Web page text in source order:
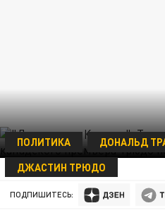
ПОЛИТИКА
ДОНАЛЬД
ДЖАСТИН ТРЮДО
28 МАЯ 13:12
ПОДПИШИТЕСЬ: